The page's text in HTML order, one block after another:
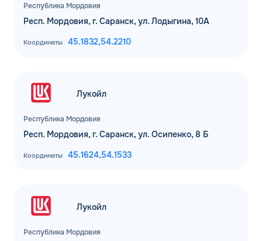
Республика Мордовия
Респ. Мордовия, г. Саранск, ул. Лодыгина, 10А
Координаты 45.1832,54.2210
Республика Мордовия
Лукойл
Респ. Мордовия, г. Саранск, ул. Осипенко, 8 Б
Координаты 45.1624,54.1533
Республика Мордовия
Лукойл